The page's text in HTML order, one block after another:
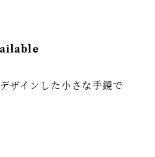
ザインした小さな手鏡で